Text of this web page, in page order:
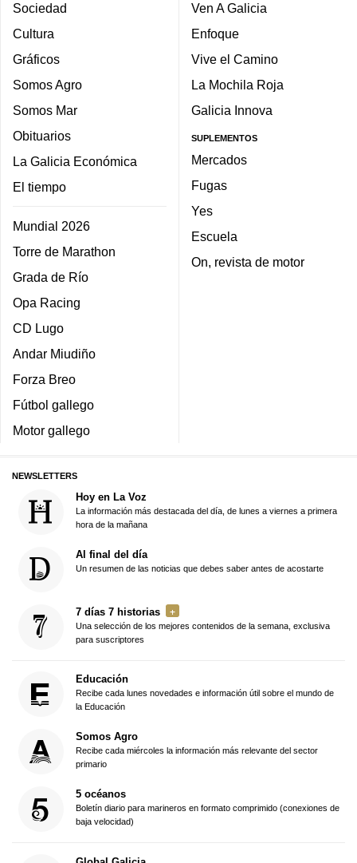
Sociedad
Cultura
Gráficos
Somos Agro
Somos Mar
Obituarios
La Galicia Económica
El tiempo
Mundial 2026
Torre de Marathon
Grada de Río
Opa Racing
CD Lugo
Andar Miudiño
Forza Breo
Fútbol gallego
Motor gallego
Ven A Galicia
Enfoque
Vive el Camino
La Mochila Roja
Galicia Innova
SUPLEMENTOS
Mercados
Fugas
Yes
Escuela
On, revista de motor
NEWSLETTERS
Hoy en La Voz
La información más destacada del día, de lunes a viernes a primera
hora de la mañana
Al final del día
Un resumen de las noticias que debes saber antes de acostarte
7 días 7 historias
Una selección de los mejores contenidos de la semana, exclusiva
para suscriptores
Educación
Recibe cada lunes novedades e información útil sobre el mundo de
la Educación
Somos Agro
Recibe cada miércoles la información más relevante del sector
primario
5 océanos
Boletín diario para marineros en formato comprimido (conexiones de
baja velocidad)